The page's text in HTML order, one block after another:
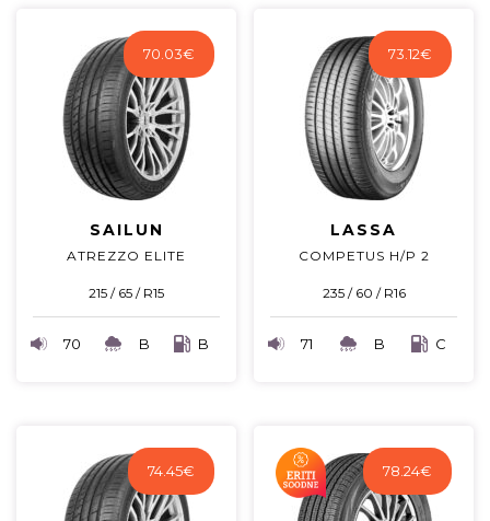
70.03€
SAILUN
ATREZZO ELITE
215 / 65 / R15
70 B B
73.12€
LASSA
COMPETUS H/P 2
235 / 60 / R16
71 B C
74.45€ 78.24€